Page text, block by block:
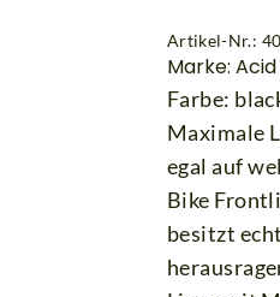
Artikel-Nr.:
Marke: Acid
Farbe:
Maximale
egal auf
Bike
besitzt